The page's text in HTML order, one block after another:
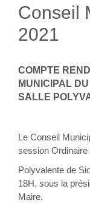
Conseil
2021
COMPTE
MUNICIPAL
SALLE
Le Conseil
session Ordinaire
Polyvalente de
18H, sous la
Maire.